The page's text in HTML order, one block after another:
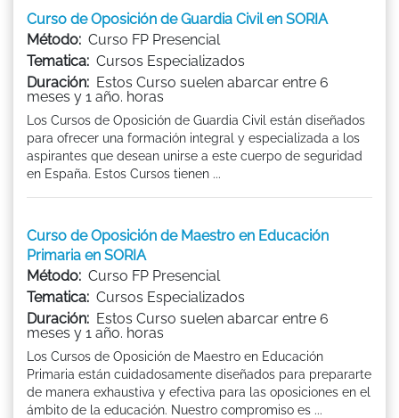
Curso de Oposición de Guardia Civil en SORIA
Método: Curso FP Presencial
Tematica: Cursos Especializados
Duración: Estos Curso suelen abarcar entre 6
meses y 1 año. horas
Los Cursos de Oposición de Guardia Civil están diseñados
para ofrecer una formación integral y especializada a los
aspirantes que desean unirse a este cuerpo de seguridad
en España. Estos Cursos tienen ...
Curso de Oposición de Maestro en Educación
Primaria en SORIA
Método: Curso FP Presencial
Tematica: Cursos Especializados
Duración: Estos Curso suelen abarcar entre 6
meses y 1 año. horas
Los Cursos de Oposición de Maestro en Educación
Primaria están cuidadosamente diseñados para prepararte
de manera exhaustiva y efectiva para las oposiciones en el
ámbito de la educación. Nuestro compromiso es ...